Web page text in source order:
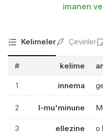
imanen
Kelimeler Çeviriler
# kelime
1 innema
2 l-mu'minune
3 ellezine o